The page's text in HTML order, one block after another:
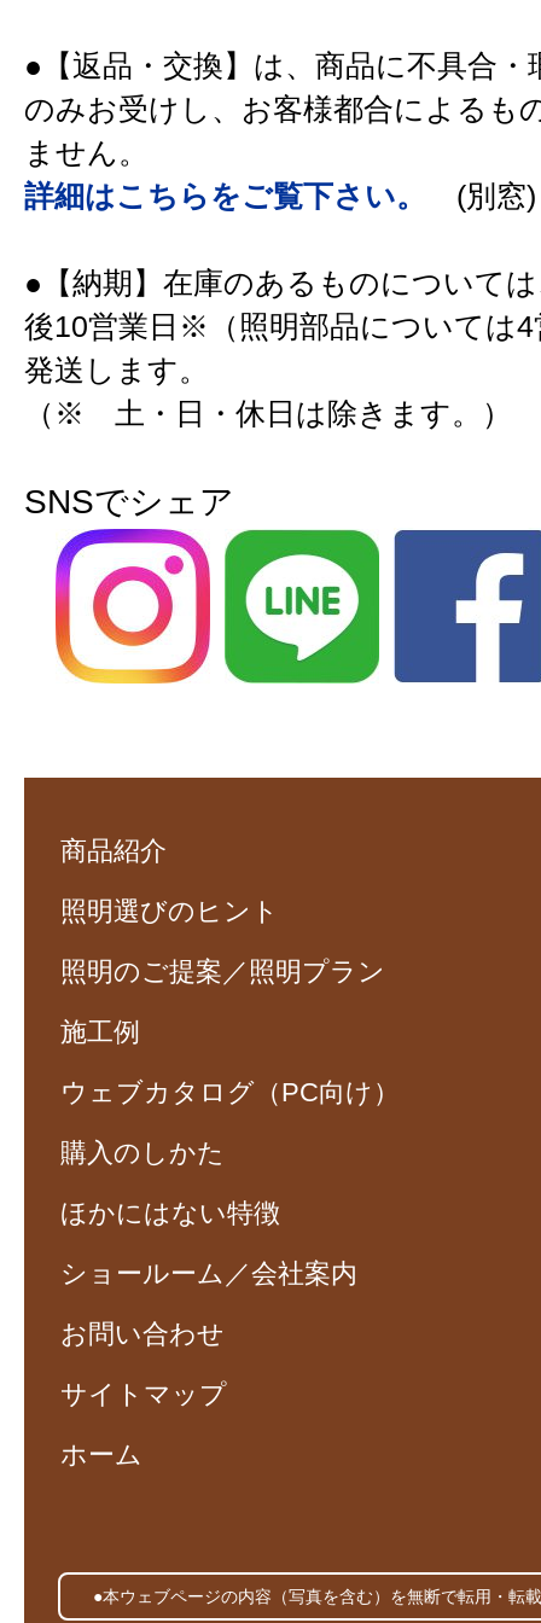
●【返品・交換】は、商品に不具合・
のみお受けし、お客様都合によるも
ません。
詳細はこちらをご覧下さい。
(別窓)
●【納期】在庫のあるものについて
後10営業日※（照明部品については4
発送します。
（※ 土・日・休日は除きます。）
SNSでシェア
商品紹介
照明選びのヒント
照明のご提案／照明プラン
施工例
ウェブカタログ（PC向け）
購入のしかた
ほかにはない特徴
ショールーム／会社案内
お問い合わせ
サイトマップ
ホーム
●本ウェブページの内容（写真を含む）を無断で転用・転